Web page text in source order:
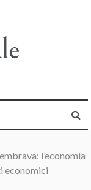
l’economia
economici